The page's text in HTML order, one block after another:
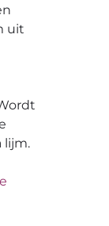
uit
lijm.